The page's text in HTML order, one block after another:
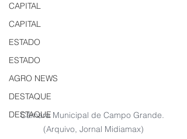
CAPITAL
CAPITAL
ESTADO
ESTADO
AGRO NEWS
DESTAQUE
DESTAQUE
Câmara Municipal de Campo Grande.
(Arquivo, Jornal Midiamax)